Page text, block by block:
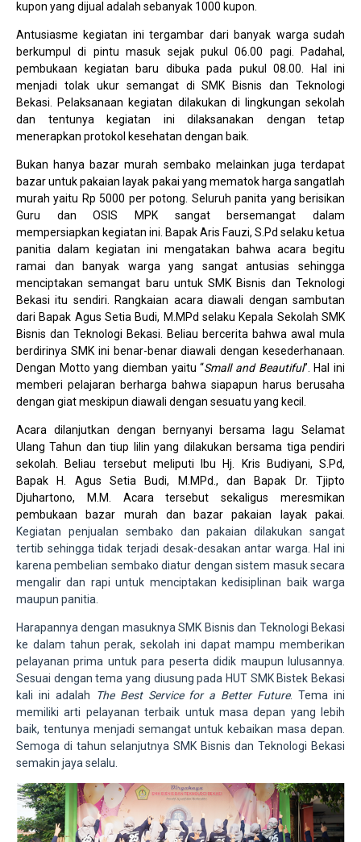
kupon yang dijual adalah sebanyak 1000 kupon.
Antusiasme kegiatan ini tergambar dari banyak warga sudah
berkumpul di pintu masuk sejak pukul 06.00 pagi. Padahal,
pembukaan kegiatan baru dibuka pada pukul 08.00. Hal ini
menjadi tolak ukur semangat di SMK Bisnis dan Teknologi
Bekasi.
Pelaksanaan kegiatan dilakukan di lingkungan sekolah
dan tentunya kegiatan ini dilaksanakan dengan tetap
menerapkan protokol kesehatan dengan baik.
Bukan hanya bazar murah sembako melainkan juga terdapat
bazar untuk pakaian layak pakai yang mematok harga sangatlah
murah yaitu Rp 5000 per potong. Seluruh panita yang berisikan
Guru dan OSIS MPK sangat bersemangat dalam
mempersiapkan kegiatan ini. Bapak Aris Fauzi, S.Pd selaku ketua
panitia dalam kegiatan ini mengatakan bahwa acara begitu
ramai dan banyak warga yang sangat antusias sehingga
menciptakan semangat baru untuk SMK Bisnis dan Teknologi
Bekasi itu sendiri. Rangkaian acara diawali dengan sambutan
dari Bapak Agus Setia Budi, M.MPd selaku Kepala Sekolah SMK
Bisnis dan Teknologi Bekasi. Beliau bercerita bahwa awal mula
berdirinya SMK ini benar-benar diawali dengan kesederhanaan.
Dengan Motto yang diemban yaitu “Small and Beautiful”. Hal ini
memberi pelajaran berharga bahwa siapapun harus berusaha
dengan giat meskipun diawali dengan sesuatu yang kecil.
Acara dilanjutkan dengan bernyanyi bersama lagu Selamat
Ulang Tahun dan tiup lilin yang dilakukan bersama tiga pendiri
sekolah. Beliau tersebut meliputi Ibu Hj. Kris Budiyani, S.Pd,
Bapak H. Agus Setia Budi, M.MPd., dan Bapak Dr. Tjipto
Djuhartono, M.M. Acara tersebut sekaligus meresmikan
pembukaan bazar murah dan bazar pakaian layak pakai.
Kegiatan penjualan sembako dan pakaian dilakukan sangat
tertib sehingga tidak terjadi desak-desakan antar warga. Hal ini
karena pembelian sembako diatur dengan sistem masuk secara
mengalir dan rapi untuk menciptakan kedisiplinan baik warga
maupun panitia.
Harapannya dengan masuknya SMK Bisnis dan Teknologi Bekasi
ke dalam tahun perak, sekolah ini dapat mampu memberikan
pelayanan prima untuk para peserta didik maupun lulusannya.
Sesuai dengan tema yang diusung pada HUT SMK Bistek Bekasi
kali ini adalah
The Best Service for a Better Future. Tema ini
memiliki arti pelayanan terbaik untuk masa depan yang lebih
baik, tentunya menjadi semangat untuk kebaikan masa depan.
Semoga di tahun selanjutnya SMK Bisnis dan Teknologi Bekasi
semakin jaya selalu.